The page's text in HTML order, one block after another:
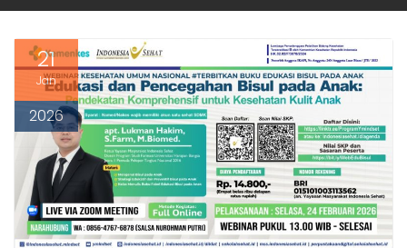
21
Jan
2026